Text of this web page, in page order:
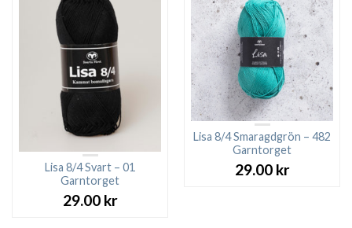
Lisa 8/4 Svart – 01
Garntorget
29.00 kr
Lisa 8/4 Smaragdgrön – 482
Garntorget
29.00 kr